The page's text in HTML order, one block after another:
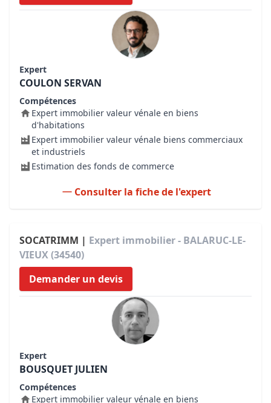
Expert
COULON SERVAN
Compétences
Expert immobilier valeur vénale en biens
d'habitations
Expert immobilier valeur vénale biens commerciaux
et industriels
Estimation des fonds de commerce
Consulter la fiche de l'expert
SOCATRIMM | Expert immobilier - BALARUC-LE-
VIEUX (34540)
Demander un devis
Expert
BOUSQUET JULIEN
Compétences
Expert immobilier valeur vénale en biens